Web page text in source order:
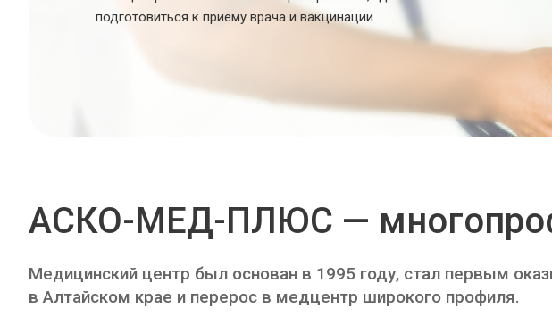
подготовиться к приему врача и вакцинации
АСКО-МЕД-ПЛЮС —
Медицинский центр был основан в 1995 году, стал первым
в Алтайском крае и перерос в медцентр широкого профиля.